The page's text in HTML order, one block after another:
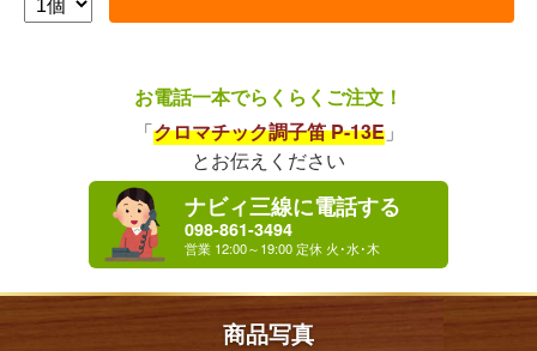
お電話一本でらくらくご注文！
「クロマチック調子笛 P-13E」
とお伝えください
ナビィ三線に電話する
098-861-3494
商品写真